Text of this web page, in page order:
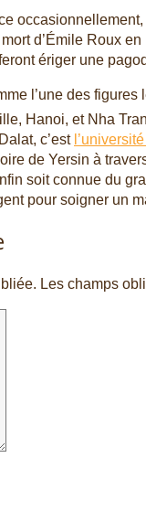
d’Émile Roux
ériger une
l’une des
Hanoi, et Nha
c’est
de Yersin à
soit connue du
pour soigner un
Les champs